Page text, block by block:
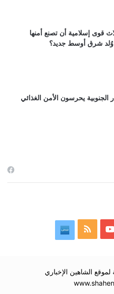
قوى إسلامية أن تصنع أمنها
شرق أوسط جديد؟
الجنوبية يحرسون الأمن الغذائي
‫YouTubeملخص
RSS
الشاهين الإخباري